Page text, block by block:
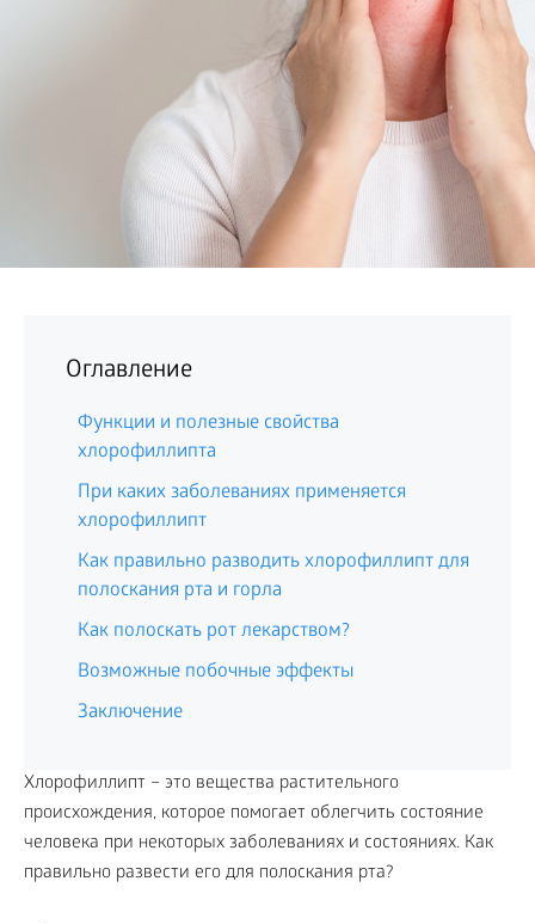
Оглавление
Функции и полезные свойства
хлорофиллипта
При каких заболеваниях применяется
хлорофиллипт
Как правильно разводить хлорофиллипт для
полоскания рта и горла
Как полоскать рот лекарством?
Возможные побочные эффекты
Заключение
Хлорофиллипт – это вещества растительного
происхождения, которое помогает облегчить состояние
человека при некоторых заболеваниях и состояниях. Как
правильно развести его для полоскания рта?